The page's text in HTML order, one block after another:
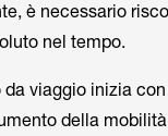
è necessario
nel tempo.
viaggio inizia
della